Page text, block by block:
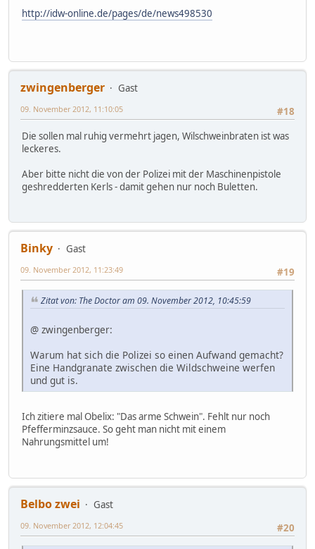
http://idw-online.de/pages/de/news498530
zwingenberger
Gast
#18
09. November 2012, 11:10:05
Die sollen mal ruhig vermehrt jagen, Wilschweinbraten ist was
leckeres.
Aber bitte nicht die von der Polizei mit der Maschinenpistole
geshredderten Kerls - damit gehen nur noch Buletten.
Binky
Gast
#19
09. November 2012, 11:23:49
Zitat von: The Doctor am 09. November 2012, 10:45:59
@ zwingenberger:
Warum hat sich die Polizei so einen Aufwand gemacht?
Eine Handgranate zwischen die Wildschweine werfen
und gut is.
Ich zitiere mal Obelix: "Das arme Schwein". Fehlt nur noch
Pfefferminzsauce. So geht man nicht mit einem
Nahrungsmittel um!
Belbo zwei
Gast
#20
09. November 2012, 12:04:45